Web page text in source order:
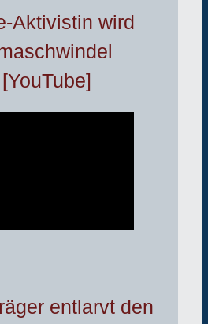
Aktivistin wird
entlarvt den